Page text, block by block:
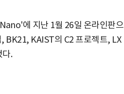
에 지난 1월 26일 온라인판으
BK21, KAIST의 C2 프로젝트, LX
다.